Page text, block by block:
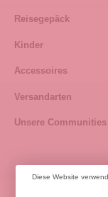
Reisegepäck
Kinder
Accessoires
Versandarten
Unsere Communities
Diese Website